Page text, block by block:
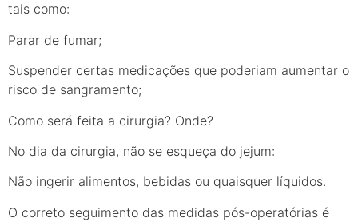
tais como:
Parar de fumar;
Suspender certas medicações que poderiam aumentar o
risco de sangramento;
Como será feita a cirurgia? Onde?
No dia da cirurgia, não se esqueça do jejum:
Não ingerir alimentos, bebidas ou quaisquer líquidos.
O correto seguimento das medidas pós-operatórias é